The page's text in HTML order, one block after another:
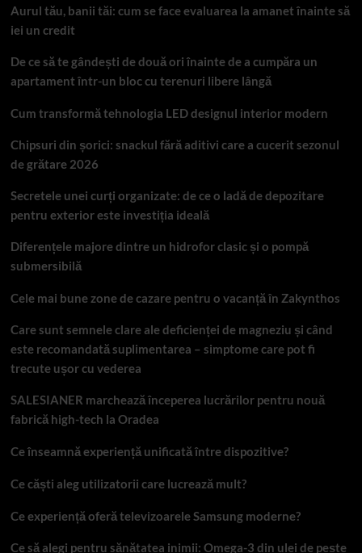
Aurul tău, banii tăi: cum se face evaluarea la amanet înainte să
iei un credit
De ce să te gândești de două ori înainte de a cumpăra un
apartament într-un bloc cu terenuri libere lângă
Cum transformă tehnologia LED designul interior modern
Chipsuri din șorici: snackul fără aditivi care a cucerit sezonul
de grătare 2026
Secretele unei curți organizate: de ce o ladă de depozitare
pentru exterior este investiția ideală
Diferențele majore dintre un hidrofor clasic și o pompă
submersibilă
Cele mai bune zone de cazare pentru o vacanță în Zakynthos
Care sunt semnele clare ale deficienței de magneziu și când
este recomandată suplimentarea – simptome care pot fi
trecute ușor cu vederea
SALESIANER marchează începerea lucrărilor pentru nouă
fabrică high-tech la Oradea
Ce înseamnă experiență unificată între dispozitive?
Ce căști aleg utilizatorii care lucrează mult?
Ce experiență oferă televizoarele Samsung moderne?
Ce să alegi pentru sănătatea inimii: Omega-3 din ulei de pește